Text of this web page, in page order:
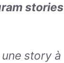
stories
story à